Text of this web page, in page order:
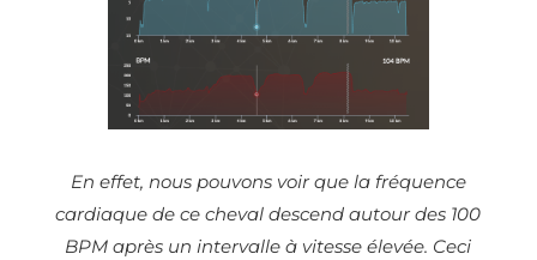
En effet, nous pouvons voir que la fréquence
cardiaque de ce cheval descend autour des 100
BPM après un intervalle à vitesse élevée. Ceci